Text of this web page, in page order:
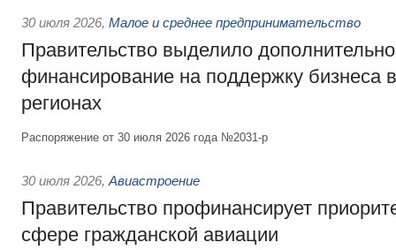
30 июля 2026, Малое и среднее предпринимательство
Правительство выделило
финансирование на поддержку бизнеса
регионах
Распоряжение от 30 июля 2026 года №2031-р
30 июля 2026, Авиастроение
Правительство профинансирует
сфере гражданской авиации